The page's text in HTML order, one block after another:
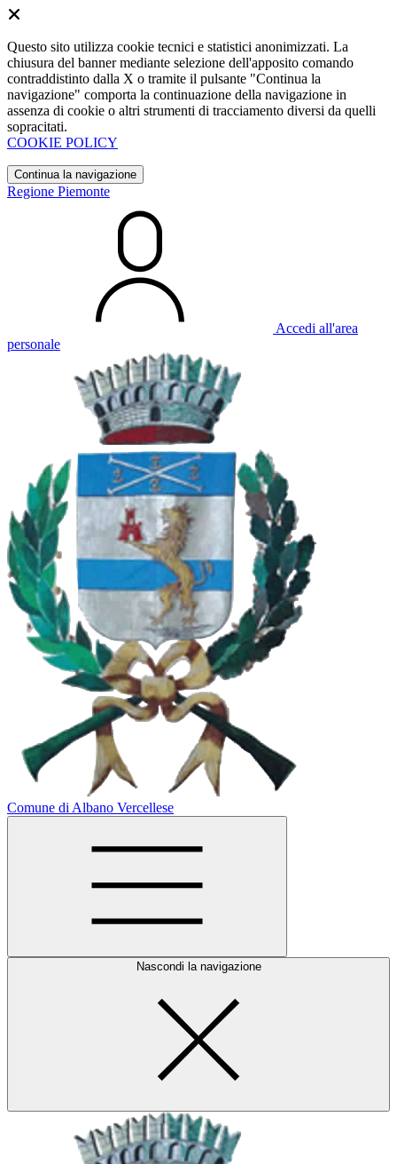
Questo sito utilizza cookie tecnici e statistici anonimizzati. La
chiusura del banner mediante selezione dell'apposito comando
contraddistinto dalla X o tramite il pulsante "Continua la
navigazione" comporta la continuazione della navigazione in
assenza di cookie o altri strumenti di tracciamento diversi da quelli
sopracitati.
COOKIE POLICY
Continua la navigazione
Regione Piemonte
Accedi all'area
personale
Comune di Albano Vercellese
Nascondi la navigazione